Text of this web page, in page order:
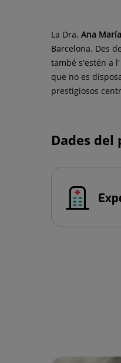
La Dra. Ana María
Barcelona. Des
també s'estén a
que no es
prestigiosos
Dades del